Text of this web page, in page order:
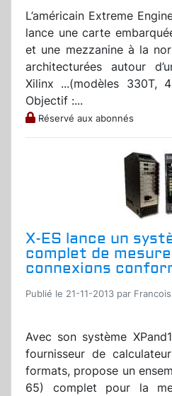
L’américain Extreme
lance une carte
et une mezzanine à la
architecturées autour
Xilinx ...(modèles 330T,
Objectif :...
Réservé aux abonnés
X-ES lance un
complet de
connexions
Publié le 21-11-2013 par
Avec son système
fournisseur de
formats, propose un
65) complet pour la